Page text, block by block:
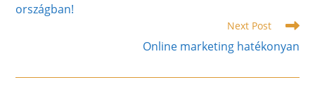
országban!
Next Post
Online marketing hatékonyan